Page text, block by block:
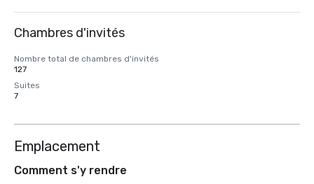
Chambres d'invités
Nombre total de chambres d'invités
127
Suites
7
Emplacement
Comment s'y rendre